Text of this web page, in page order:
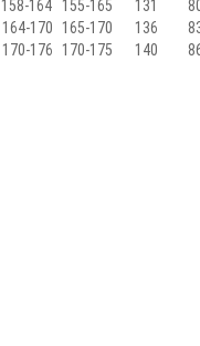
158-164
155-165 131
164-170
165-170 136
170-176
170-175 140